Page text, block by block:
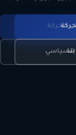
الحركة
السياسي